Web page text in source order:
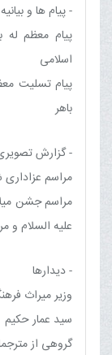
- پیام ها و
پیام معظم
اسلامی
پیام تسلیت
باهر
- گزارش
مراسم
مراسم جشن
علیه السلام و
- دیدارها
وزیر میراث
سید عمار حکیم
گروهی از